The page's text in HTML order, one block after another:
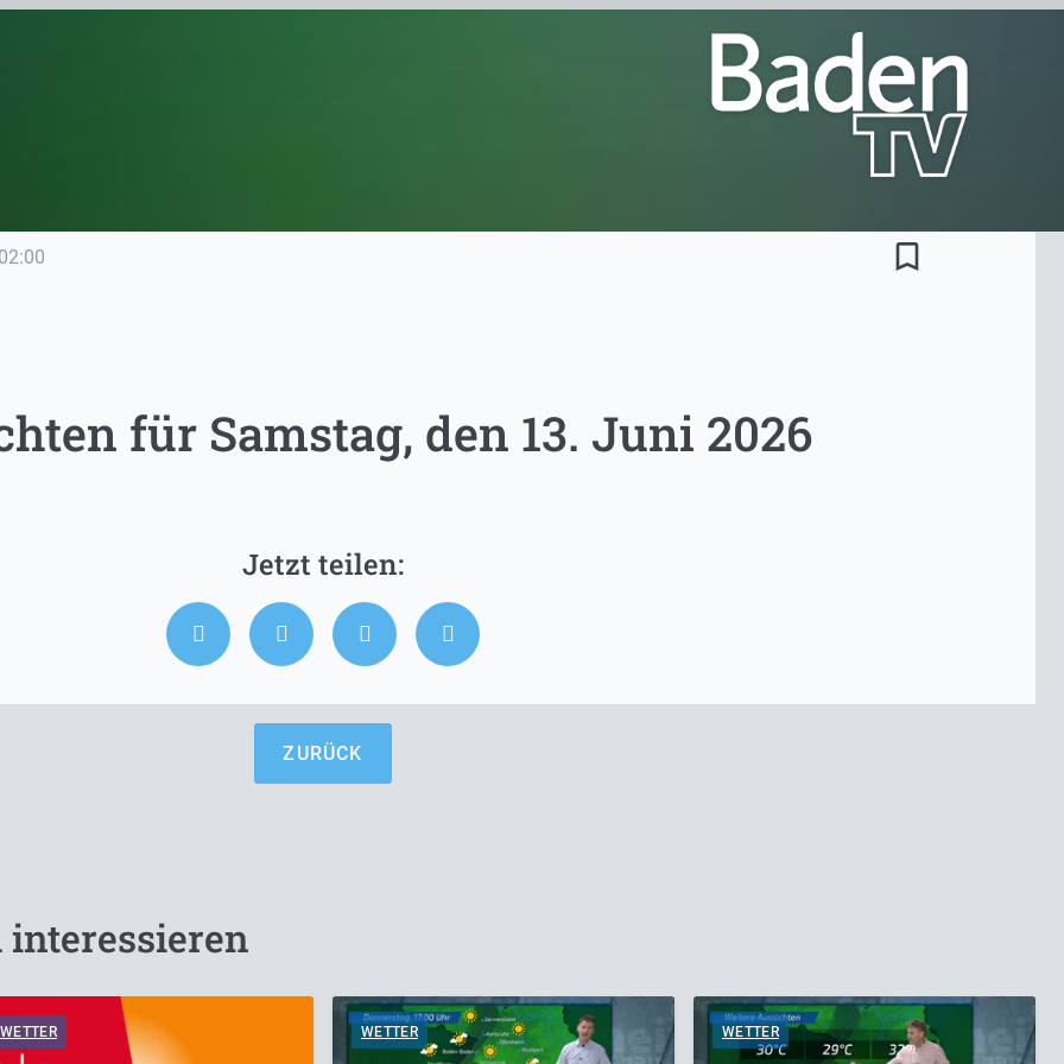
02:00 bookmark_border
für Samstag, den 13. Juni 2026
ZURÜCK
interessieren
WETTER WETTER WETTER